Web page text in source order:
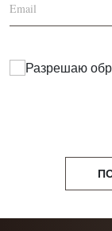
Разрешаю